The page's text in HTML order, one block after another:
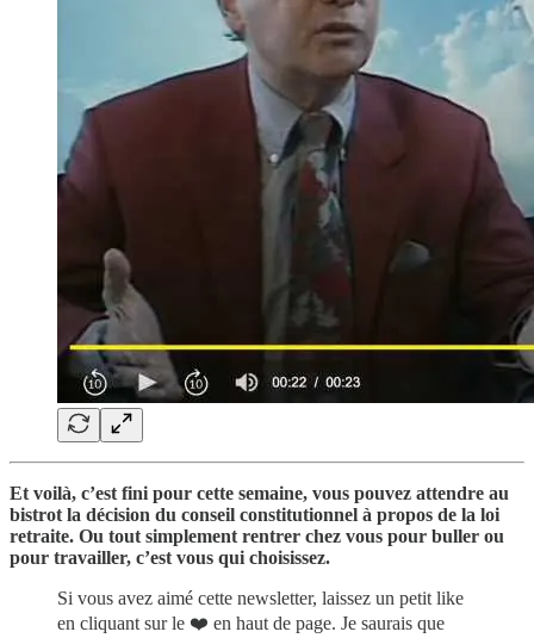
Et voilà, c’est fini pour cette semaine, vous pouvez attendre au
bistrot la décision du conseil constitutionnel à propos de la loi
retraite. Ou tout simplement rentrer chez vous pour buller ou
pour travailler, c’est vous qui choisissez.
Si vous avez aimé cette newsletter, laissez un petit like
en cliquant sur le ❤️ en haut de page. Je saurais que